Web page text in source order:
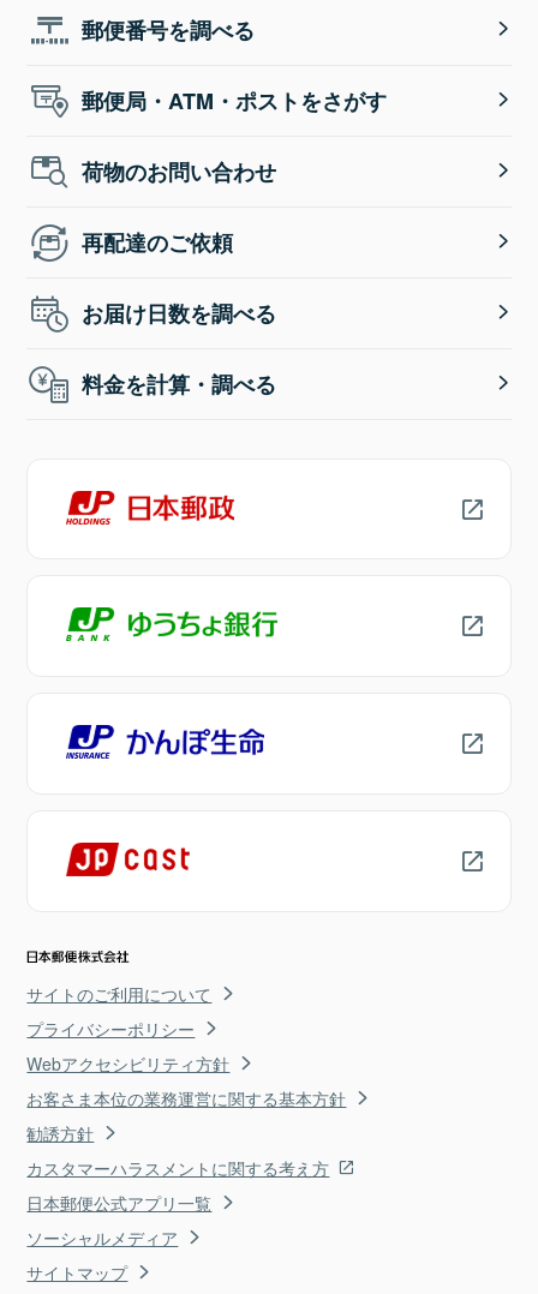
郵便番号を調べる
郵便局・ATM・ポストをさがす
荷物のお問い合わせ
再配達のご依頼
お届け日数を調べる
料金を計算・調べる
サイトのご利用について
プライバシーポリシー
Webアクセシビリティ方針
お客さま本位の業務運営に関する基本方針
勧誘方針
カスタマーハラスメントに関する考え方
日本郵便公式アプリ一覧
ソーシャルメディア
サイトマップ